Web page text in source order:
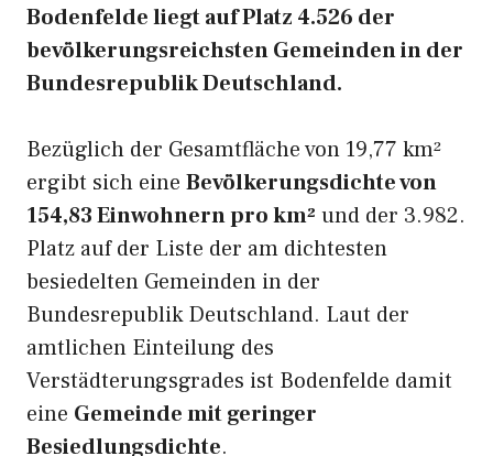
Bodenfelde liegt auf Platz 4.526 der
bevölkerungsreichsten Gemeinden in der
Bundesrepublik Deutschland.
Bezüglich der Gesamtfläche von 19,77 km²
ergibt sich eine Bevölkerungsdichte von
154,83 Einwohnern pro km² und der 3.982.
Platz auf der Liste der am dichtesten
besiedelten Gemeinden in der
Bundesrepublik Deutschland. Laut der
amtlichen Einteilung des
Verstädterungsgrades ist Bodenfelde damit
eine Gemeinde mit geringer
Besiedlungsdichte.